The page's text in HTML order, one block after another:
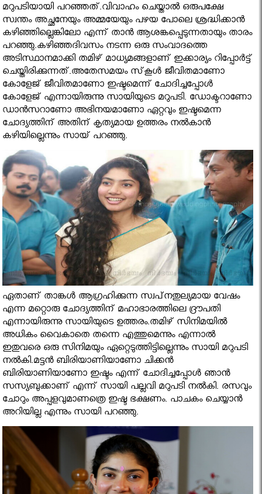
മറുപടിയായി പറഞ്ഞത്.വിവാഹം ചെയ്താല്‍ ഒരുപക്ഷേ
സ്വന്തം അച്ഛനേയും അമ്മയേയും പഴയ പോലെ ശ്രദ്ധിക്കാന്‍
കഴിഞ്ഞില്ലെങ്കിലോ എന്ന് താന്‍ ആശങ്കപ്പെടുന്നതായും താരം
പറഞ്ഞു.കഴിഞ്ഞദിവസം നടന്ന ഒരു സംവാദത്തെ
അടിസ്ഥാനമാക്കി തമിഴ് മാധ്യമങ്ങളാണ് ഇക്കാര്യം റിപ്പോര്‍ട്ട്
ചെയ്തിരിക്കുന്നത്.അതേസമയം സ്‌കൂള്‍ ജീവിതമാണോ
കോളേജ് ജീവിതമാണോ ഇഷ്ടമെന്ന് ചോദിച്ചപ്പോള്‍
കോളേജ് എന്നായിരുന്നു സായിയുടെ മറുപടി. ഡോക്ടറാണോ
ഡാന്‍സറാണോ അഭിനയമാണോ ഏറ്റവും ഇഷ്ടമെന്ന
ചോദ്യത്തിന് അതിന് കൃത്യമായ ഉത്തരം നല്‍കാന്‍
കഴിയില്ലെന്നും സായ് പറഞ്ഞു.
ഏതാണ് താങ്കള്‍ ആഗ്രഹിക്കുന്ന സ്വപ്‌നതുല്യമായ വേഷം
എന്ന മറ്റൊരു ചോദ്യത്തിന് മഹാഭാരത്തിലെ ദ്രൗപതി
എന്നായിരുന്നു സായിയുടെ ഉത്തരം.തമിഴ് സിനിമയില്‍
അധികം വൈകാതെ തന്നെ എത്തുമെന്നും എന്നാല്‍
ഇതുവരെ ഒരു സിനിമയും ഏറ്റെടുത്തിട്ടില്ലെന്നും സായി മറുപടി
നല്‍കി.മട്ടന്‍ ബിരിയാണിയാണോ ചിക്കന്‍
ബിരിയാണിയാണോ ഇഷ്ടം എന്ന് ചോദിച്ചപ്പോള്‍ ഞാന്‍
സസ്യബുക്കാണ് എന്ന് സായി പല്ലവി മറുപടി നല്‍കി. രസവും
ചോറും അപ്പളവുമാണത്രെ ഇഷ്ട ഭക്ഷണം. പാചകം ചെയ്യാന്‍
അറിയില്ല എന്നും സായി പറഞ്ഞു.